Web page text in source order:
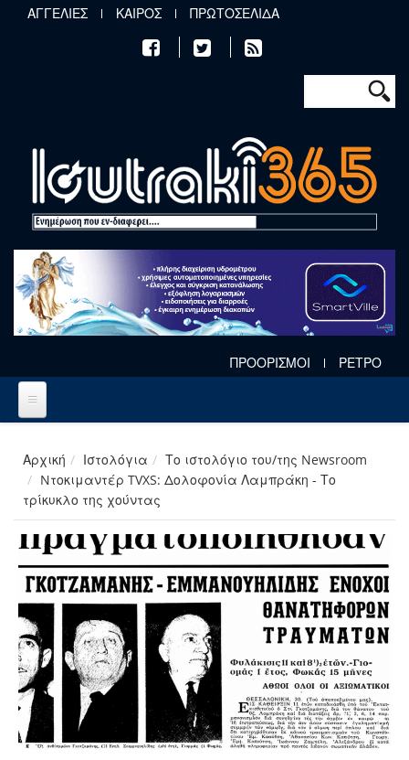
Παράκαμψη προς το κυρίως περιεχόμενο
ΑΓΓΕΛΙΕΣ ΚΑΙΡΟΣ ΠΡΩΤΟΣΕΛΙΔΑ
Φόρμα
Αναζήτηση
ΠΡΟΟΡΙΣΜΟΙ ΡΕΤΡΟ
Αρχική Ιστολόγια
Το ιστολόγιο του/της Newsroom
Nτοκιμαντέρ TVXS: Δολοφονία Λαμπράκη - Το
τρίκυκλο της χούντας